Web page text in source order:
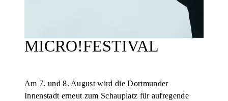
MICRO!FESTIVAL
Am 7. und 8. August wird die Dortmunder
Innenstadt erneut zum Schauplatz für aufregende